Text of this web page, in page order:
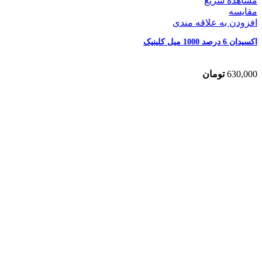
مقایسه
افزودن به علاقه مندی
اکسیدان 6 درصد 1000 میل کلینیک
630,000 تومان